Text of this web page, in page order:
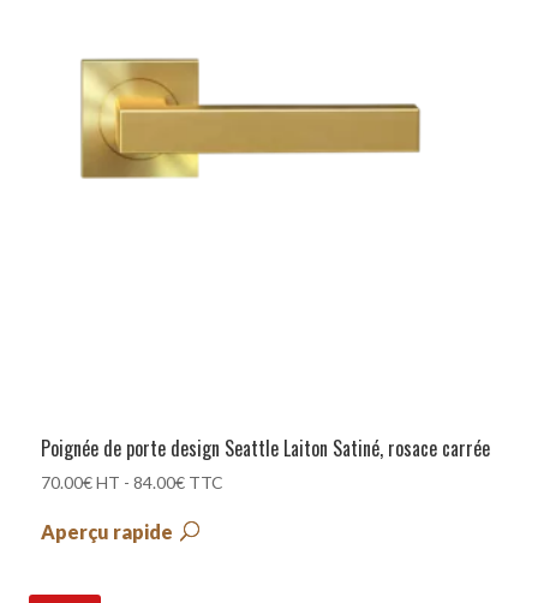
Poignée de porte design Seattle Laiton Satiné, rosace carrée
70.00€ HT - 84.00€TTC
Aperçu rapide